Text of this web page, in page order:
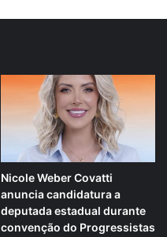
Nicole Weber Covatti
anuncia candidatura a
deputada estadual durante
convenção do Progressistas